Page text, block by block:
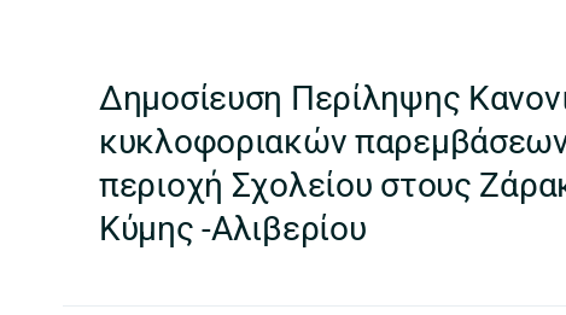
Δημοσίευση Περίληψης
κυκλοφοριακών
περιοχή Σχολείου στους
Κύμης -Αλιβερίου